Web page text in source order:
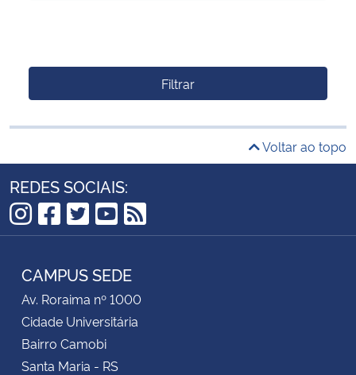
Filtrar
Voltar ao topo
REDES SOCIAIS:
Instagram
Facebook
Twitter
YouTube
RSS
CAMPUS SEDE
Av. Roraima nº 1000
Cidade Universitária
Bairro Camobi
Santa Maria - RS